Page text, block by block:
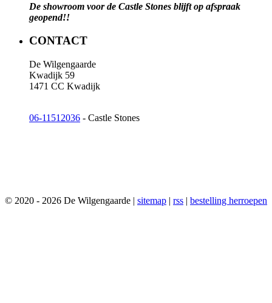
De showroom voor de Castle Stones blijft op afspraak
geopend!!
CONTACT
De Wilgengaarde
Kwadijk 59
1471 CC Kwadijk
06-11512036 - Castle Stones
© 2020 - 2026 De Wilgengaarde | sitemap | rss | bestelling herroepen